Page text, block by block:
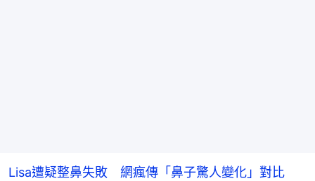
Lisa遭疑整鼻失敗 網瘋傳「鼻子驚人變化」對比